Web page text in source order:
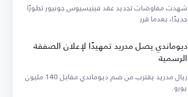
شهدت مفاوضات تجديد عقد فينيسيوس جونيور تطورًا
جديدًا، بعدما قرر
ديوماندي يصل مدريد تمهيدًا لإعلان الصفقة
الرسمية
ريال مدريد يقترب من ضم ديوماندي مقابل 140 مليون
يورو.